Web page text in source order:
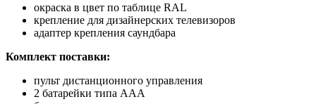
окраска в цвет по таблице RAL
крепление для дизайнерских телевизоров
адаптер крепления саундбара
Комплект поставки:
пульт дистанционного управления
2 батарейки типа AAA